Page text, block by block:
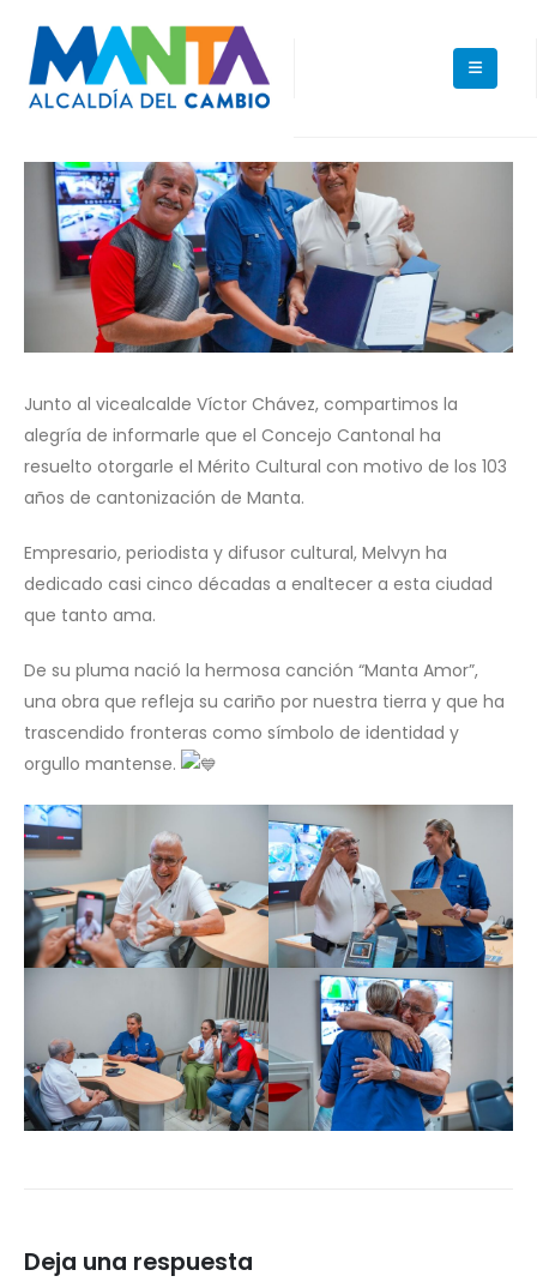
Junto al vicealcalde Víctor Chávez, compartimos la
alegría de informarle que el Concejo Cantonal ha
resuelto otorgarle el Mérito Cultural con motivo de los 103
años de cantonización de Manta.
Empresario, periodista y difusor cultural, Melvyn ha
dedicado casi cinco décadas a enaltecer a esta ciudad
que tanto ama.
De su pluma nació la hermosa canción “Manta Amor”,
una obra que refleja su cariño por nuestra tierra y que ha
trascendido fronteras como símbolo de identidad y
orgullo mantense.
Deja una respuesta